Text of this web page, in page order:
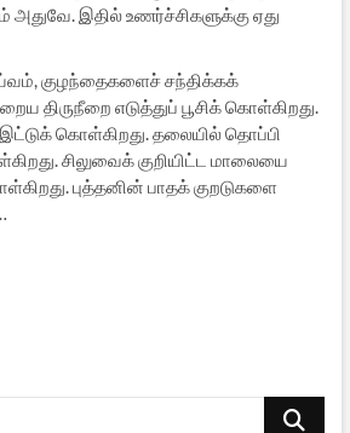
இதில் உணர்ச்சிகளுக்கு ஏது
குழந்தைகளைச் சந்திக்கக்
திருநீறை எடுத்துப் பூசிக் கொள்கிறது.
கொள்கிறது. தலையில் தொப்பி
சிலுவைக் குறியிட்ட மாலையை
புத்தனின் பாதக் குறடுகளை
Search